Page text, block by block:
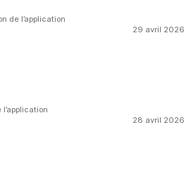
29 avril 2026
de l’application
28 avril 2026